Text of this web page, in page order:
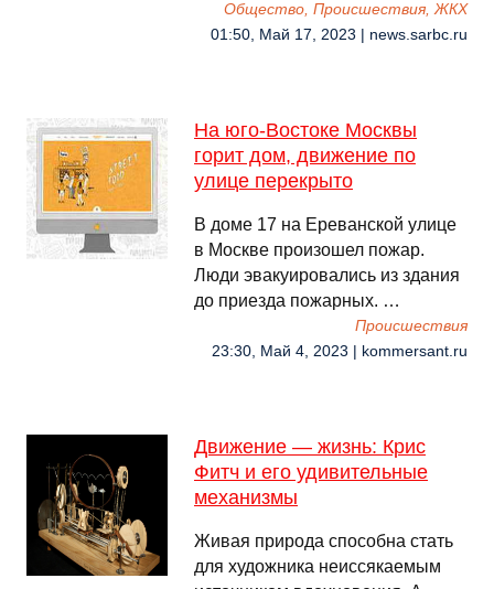
Общество, Происшествия, ЖКХ
01:50, Май 17, 2023 | news.sarbc.ru
На юго-Востоке Москвы
горит дом, движение по
улице перекрыто
В доме 17 на Ереванской улице
в Москве произошел пожар.
Люди эвакуировались из здания
до приезда пожарных. …
Происшествия
23:30, Май 4, 2023 | kommersant.ru
Движение — жизнь: Крис
Фитч и его удивительные
механизмы
Живая природа способна стать
для художника неиссякаемым